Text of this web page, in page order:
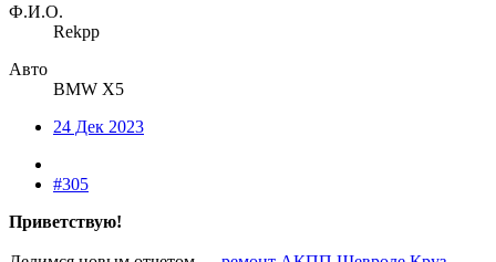
Ф.И.О.
Rekpp
Авто
BMW X5
24 Дек 2023
#305
Приветствую!